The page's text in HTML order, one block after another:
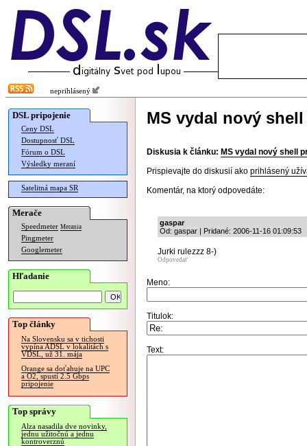
neprihlásený
DSL pripojenie
Ceny DSL
Dostupnosť DSL
Fórum o DSL
Výsledky meraní
Satelitná mapa SR
Merače
Speedmeter Merania
Pingmeter
Googlemeter
Hľadanie
Top články
Na Slovensku sa v tichosti
vypína ADSL v lokalitách s
VDSL, už 31. mája
Orange sa doťahuje na UPC
a O2, spustí 2.5 Gbps
pripojenie
Top správy
Alza nasadila dve novinky,
jednu užitočnú a jednu
kontroverznú
MS vydal nový
Diskusia k článku: MS vydal nový shell
Prispievajte do diskusií ako prihlásený
Komentár, na ktorý odpovedáte:
gaspar
Od: gaspar | Pridané: 2006-11-16 01:09:53
Jurki rulezzz 8-)
Odpovedať
Meno:
Titulok:
Text: